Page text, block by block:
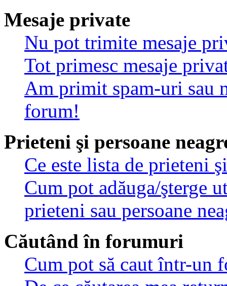
Mesaje private
Nu pot trimite mesaje
Tot primesc mesaje
Am primit spam-uri sau
forum!
Prieteni şi persoane
Ce este lista de prieteni
Cum pot adăuga/şterge
prieteni sau persoane
Căutând în forumuri
Cum pot să caut într-un